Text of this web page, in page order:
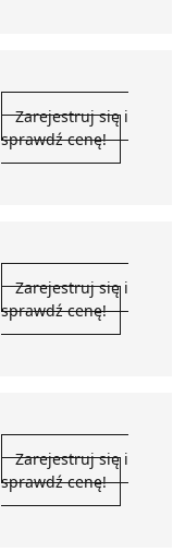
Zarejestruj się i
sprawdź cenę!
Zarejestruj się i
sprawdź cenę!
Zarejestruj się i
sprawdź cenę!